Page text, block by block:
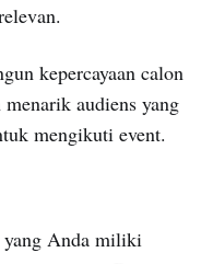
kepercayaan calon
audiens yang
mengikuti event.
yang Anda miliki